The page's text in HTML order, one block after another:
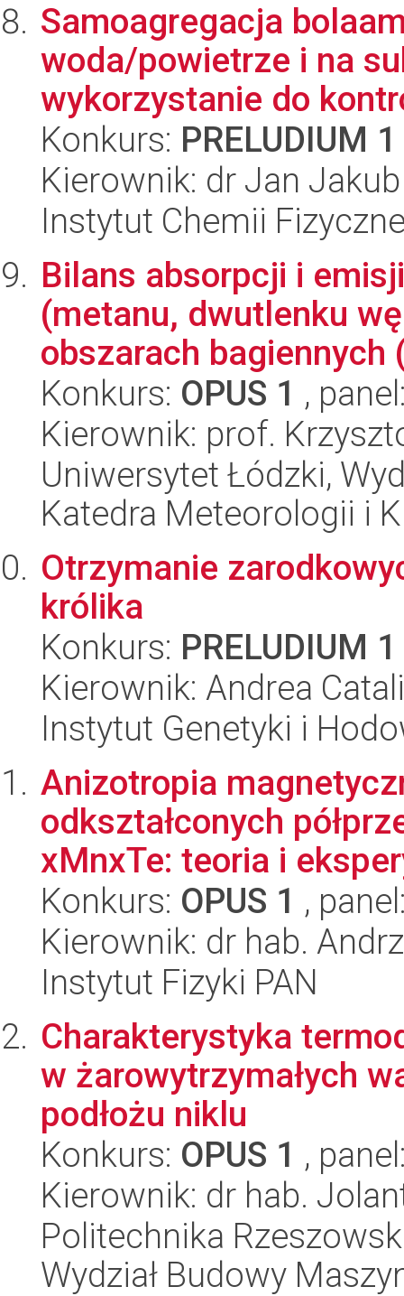
Samoagregacja
woda/powietrze i na
wykorzystanie do
Konkurs: PRELUDIUM 1
Kierownik: dr Jan
Instytut Chemii
Bilans absorpcji i
(metanu, dwutlenku
obszarach bagiennych
Konkurs: OPUS 1 ,
Kierownik: prof.
Uniwersytet Łódzki,
Katedra Meteorologii i
Otrzymanie
królika
Konkurs: PRELUDIUM 1
Kierownik: Andrea
Instytut Genetyki i
Anizotropia
odkształconych
xMnxTe: teoria i
Konkurs: OPUS 1 ,
Kierownik: dr hab.
Instytut Fizyki PAN
Charakterystyka
w żarowytrzymałych
podłożu niklu
Konkurs: OPUS 1 ,
Kierownik: dr hab.
Politechnika
Wydział Budowy